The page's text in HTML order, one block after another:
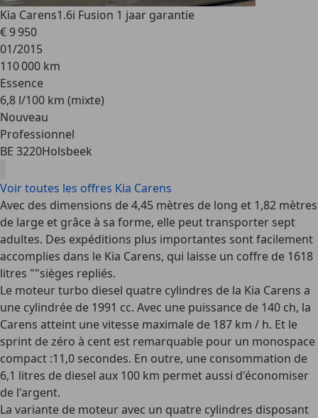
Kia Carens1.6i Fusion 1 jaar garantie
€ 9 950
01/2015
110 000 km
Essence
6,8 l/100 km (mixte)
Nouveau
Professionnel
BE 3220Holsbeek
Voir toutes les offres Kia Carens
Avec des dimensions de 4,45 mètres de long et 1,82 mètres
de large et grâce à sa forme, elle peut transporter sept
adultes. Des expéditions plus importantes sont facilement
accomplies dans le Kia Carens, qui laisse un coffre de 1618
litres ""sièges repliés.
Le moteur turbo diesel quatre cylindres de la Kia Carens a
une cylindrée de 1991 cc. Avec une puissance de 140 ch, la
Carens atteint une vitesse maximale de 187 km / h. Et le
sprint de zéro à cent est remarquable pour un monospace
compact :11,0 secondes. En outre, une consommation de
6,1 litres de diesel aux 100 km permet aussi d'économiser
de l'argent.
La variante de moteur avec un quatre cylindres disposant